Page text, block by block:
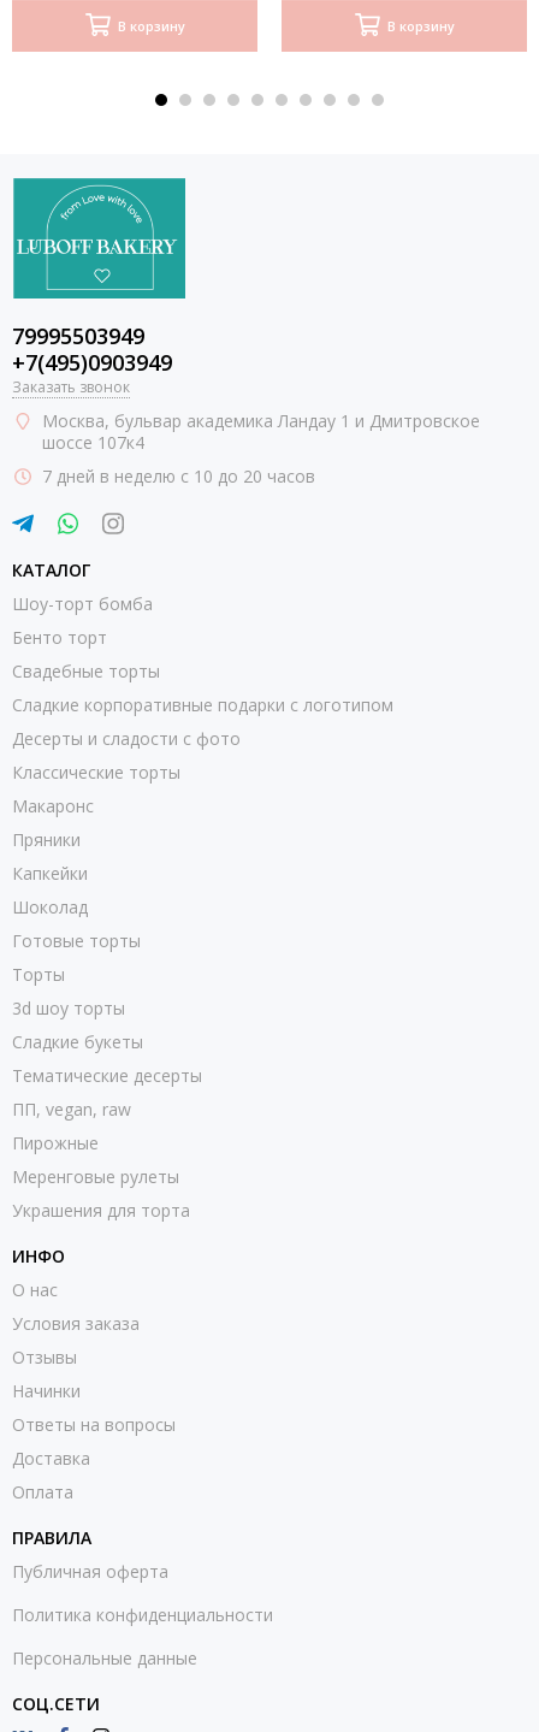
В корзину В корзину
79995503949
+7(495)0903949
Заказать звонок
Москва, бульвар академика Ландау 1 и Дмитровское
шоссе 107к4
7 дней в неделю с 10 до 20 часов
КАТАЛОГ
Шоу-торт бомба
Бенто торт
Свадебные торты
Сладкие корпоративные подарки с логотипом
Десерты и сладости с фото
Классические торты
Макаронс
Пряники
Капкейки
Шоколад
Готовые торты
Торты
3d шоу торты
Сладкие букеты
Тематические десерты
ПП, vegan, raw
Пирожные
Меренговые рулеты
Украшения для торта
ИНФО
О нас
Условия заказа
Отзывы
Начинки
Ответы на вопросы
Доставка
Оплата
ПРАВИЛА
Публичная оферта
Политика конфиденциальности
Персональные данные
СОЦ.СЕТИ